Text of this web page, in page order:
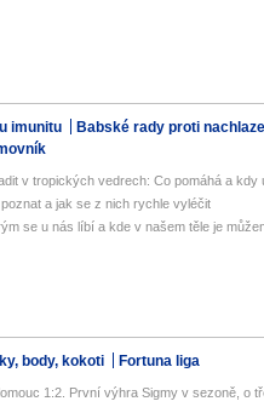
imunitu
Babské rady proti
v tropických vedrech: Co pomáhá a kdy
a jak se z nich rychle vyléčit
se u nás líbí a kde v našem těle je
body, kokoti Fortuna liga
1:2. První výhra Sigmy v sezoně, o